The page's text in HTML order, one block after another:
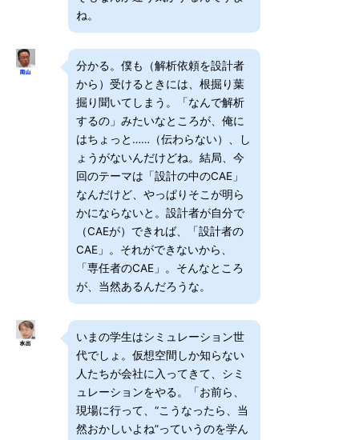
ね。
分かる。僕も（解析依頼を設計者
から）受けるときには、根掘り葉
掘り聞いてしまう。「なんで解析
するの」みたいなところが、俺に
はちょっと……（伝わらない）、し
ょうがないんだけどね。結局、今
回のテーマは「設計の中のCAE」
なんだけど、やっぱりそこが明ら
かにならないと。設計者が自分で
（CAEが）できれば、「設計者の
CAE」。それができないから、
「専任者のCAE」。そんなところ
が、当然あるんだろうな。
いまの学生はシミュレーション世
代でしょ。仮想空間しか知らない
人たちが会社に入ってきて、シミ
ュレーションをやる。「お前ら、
現場に行って、“こうなったら、当
然おかしいよね”っていうのを学ん